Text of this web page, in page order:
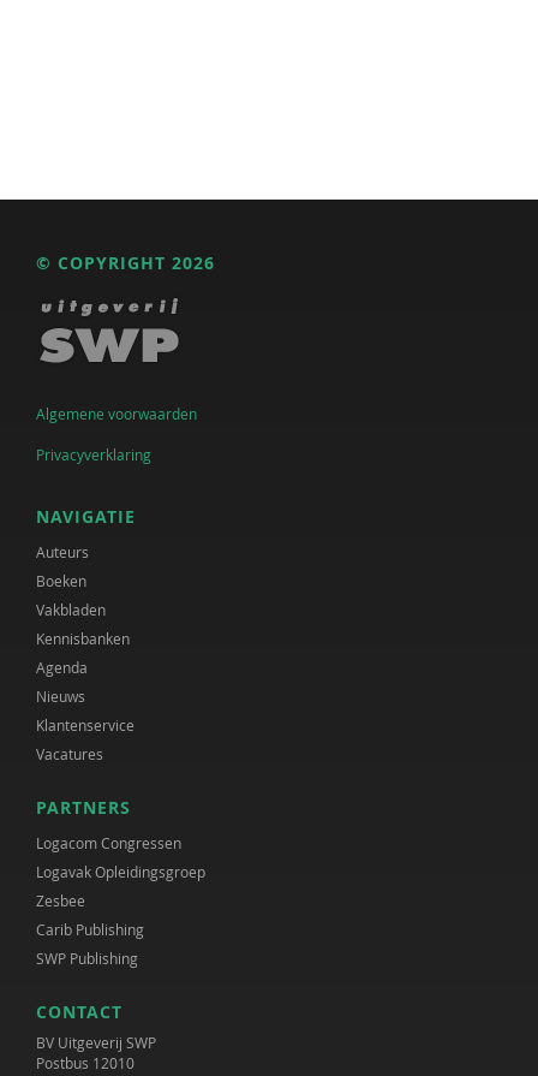
© COPYRIGHT 2026
Algemene voorwaarden
Privacyverklaring
NAVIGATIE
Auteurs
Boeken
Vakbladen
Kennisbanken
Agenda
Nieuws
Klantenservice
Vacatures
PARTNERS
Logacom Congressen
Logavak Opleidingsgroep
Zesbee
Carib Publishing
SWP Publishing
CONTACT
BV Uitgeverij SWP
Postbus 12010